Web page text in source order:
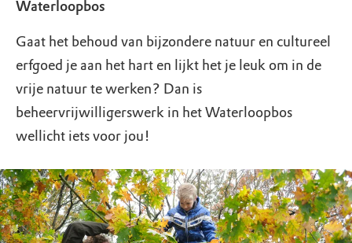
Waterloopbos
Gaat het behoud van bijzondere natuur en cultureel
erfgoed je aan het hart en lijkt het je leuk om in de
vrije natuur te werken? Dan is
beheervrijwilligerswerk in het Waterloopbos
wellicht iets voor jou!